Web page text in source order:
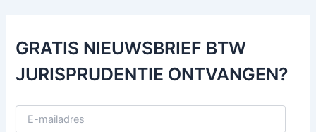
GRATIS NIEUWSBRIEF BTW
JURISPRUDENTIE ONTVANGEN?
E